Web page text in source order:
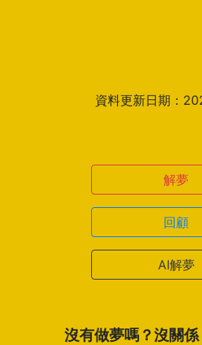
資料更新日期：
解夢
回顧
AI解夢
沒有做夢嗎？沒關